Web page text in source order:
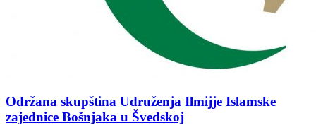
Održana skupština Udruženja Ilmijje Islamske
zajednice Bošnjaka u Švedskoj